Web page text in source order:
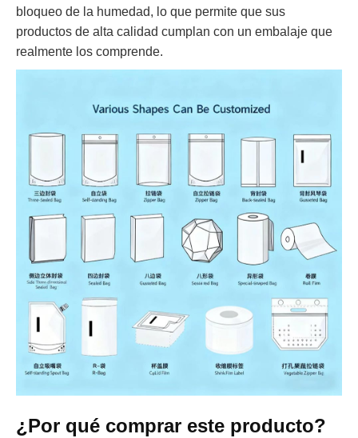
bloqueo de la humedad, lo que permite que sus
productos de alta calidad cumplan con un embalaje que
realmente los comprende.
¿Por qué comprar este producto?